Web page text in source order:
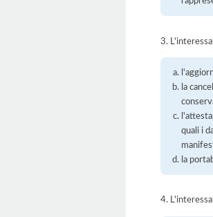
3.
la
quali i
la
4.